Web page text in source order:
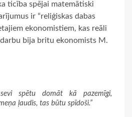
ticība spējai matemātiski
ir “reliģiskas dabas
ekonomistiem, kas reāli
bija britu ekonomists M.
spētu domāt kā pazemīgi,
ļaudis, tas būtu spīdoši.”